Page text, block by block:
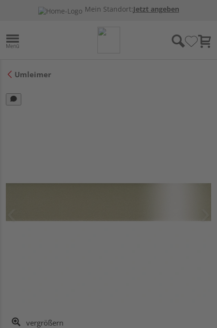
Mein Standort:Jetzt angeben
Umleimer
vergrößern